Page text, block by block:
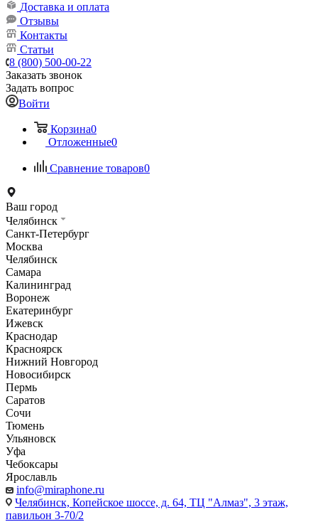
Доставка и оплата
Отзывы
Контакты
Статьи
8 (800) 500-00-22
Заказать звонок
Задать вопрос
Войти
Корзина0
Отложенные0
Сравнение товаров0
Ваш город
Челябинск
Санкт-Петербург
Москва
Челябинск
Самара
Калининград
Воронеж
Екатеринбург
Ижевск
Краснодар
Красноярск
Нижний Новгород
Новосибирск
Пермь
Саратов
Сочи
Тюмень
Ульяновск
Уфа
Чебоксары
Ярославль
info@miraphone.ru
Челябинск, Копейское шоссе, д. 64, ТЦ "Алмаз", 3 этаж,
павильон 3-70/2